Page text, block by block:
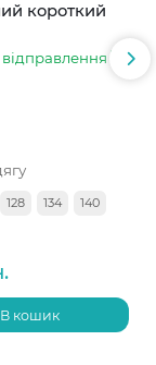
короткий
відправлення
128 134
140
В кошик